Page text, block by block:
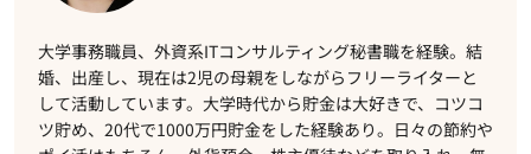
大学事務職員、外資系ITコンサルティング秘書職を経験。結
婚、出産し、現在は2児の母親をしながらフリーライターと
して活動しています。大学時代から貯金は大好きで、コツコ
ツ貯め、20代で1000万円貯金をした経験あり。日々の節約や